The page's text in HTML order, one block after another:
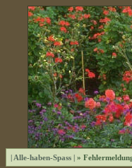
| Alle-haben-Spass | »